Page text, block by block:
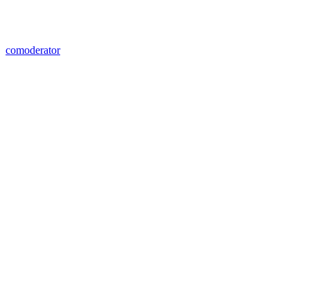
comoderator